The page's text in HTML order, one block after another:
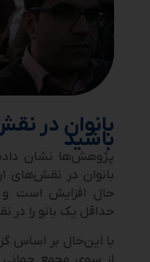
بانوان در
باشید
پژوهش‌ها نشان
بانوان در نقش‌های
حداقل یک بانو را در
با این‌حال بر اساس